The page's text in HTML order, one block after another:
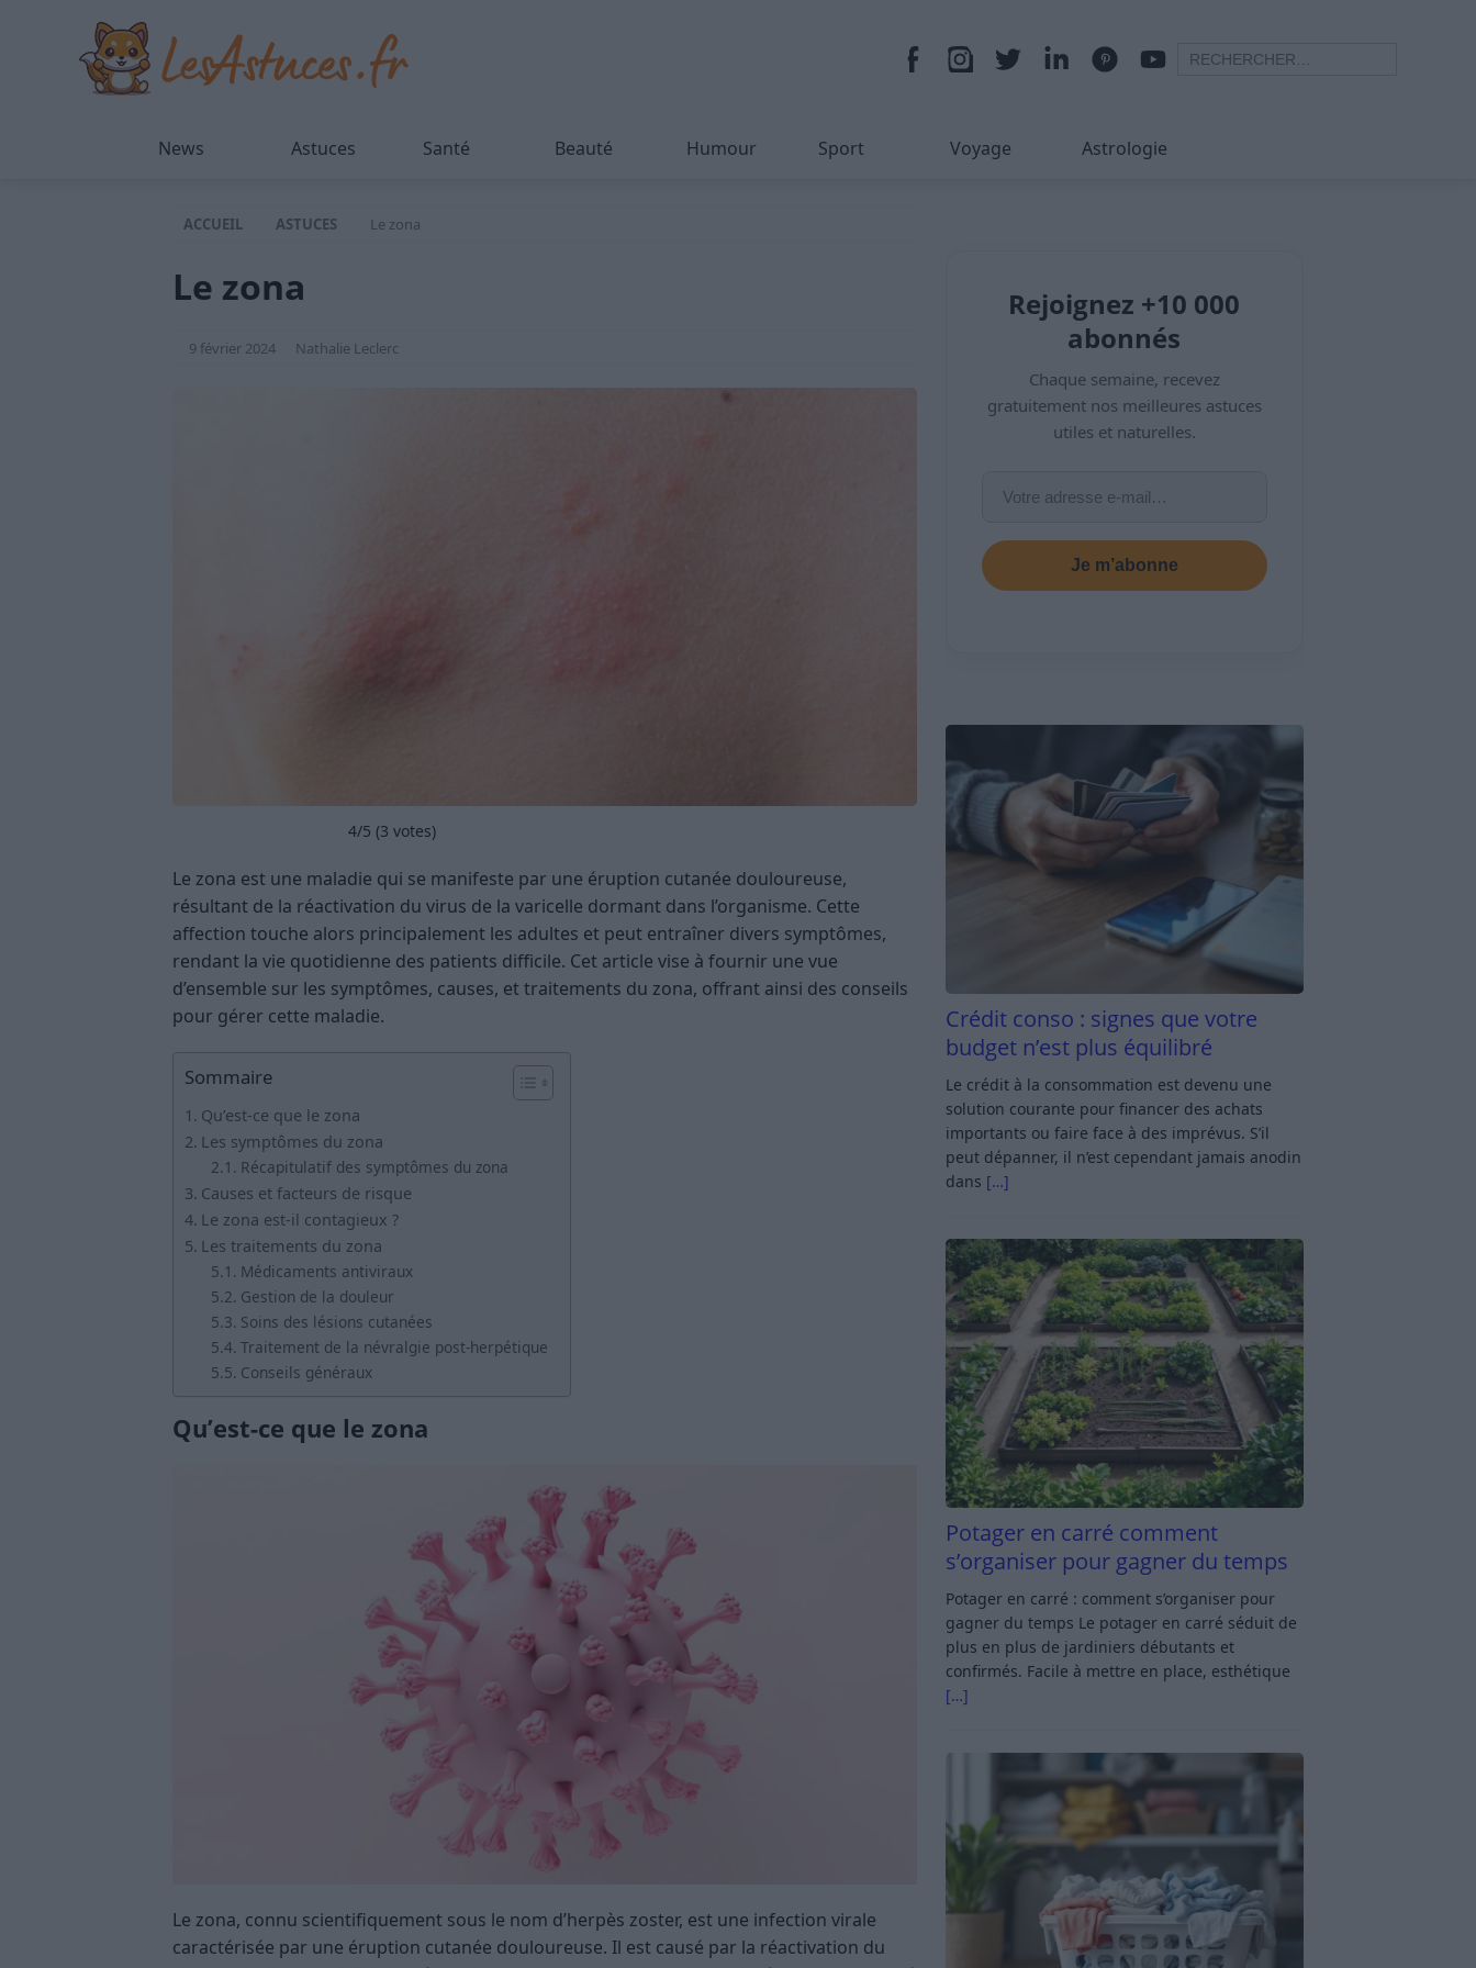
News Astuces Santé Beauté Humour Sport Voyage Astrologie
ACCUEIL ASTUCES Le zona
Le zona
9 février 2024 Nathalie Leclerc
4/5 (3 votes)
Le zona est une maladie qui se manifeste par une éruption cutanée douloureuse,
résultant de la réactivation du virus de la varicelle dormant dans l’organisme. Cette
affection touche alors principalement les adultes et peut entraîner divers symptômes,
rendant la vie quotidienne des patients difficile. Cet article vise à fournir une vue
d’ensemble sur les symptômes, causes, et traitements du zona, offrant ainsi des conseils
pour gérer cette maladie.
Sommaire
Qu’est-ce que le zona
Les symptômes du zona
Récapitulatif des symptômes du zona
Causes et facteurs de risque
Le zona est-il contagieux ?
Les traitements du zona
Médicaments antiviraux
Gestion de la douleur
Soins des lésions cutanées
Traitement de la névralgie post-herpétique
Conseils généraux
Qu’est-ce que le zona
Le zona, connu scientifiquement sous le nom d’herpès zoster, est une infection virale
caractérisée par une éruption cutanée douloureuse. Il est causé par la réactivation du
Rejoignez +10 000
abonnés
Chaque semaine, recevez
gratuitement nos meilleures astuces
utiles et naturelles.
Je m’abonne
Crédit conso : signes que votre
budget n’est plus équilibré
Le crédit à la consommation est devenu une
solution courante pour financer des achats
importants ou faire face à des imprévus. S’il
peut dépanner, il n’est cependant jamais anodin
dans […]
Potager en carré comment
s’organiser pour gagner du temps
Potager en carré : comment s’organiser pour
gagner du temps Le potager en carré séduit de
plus en plus de jardiniers débutants et
confirmés. Facile à mettre en place, esthétique
[…]